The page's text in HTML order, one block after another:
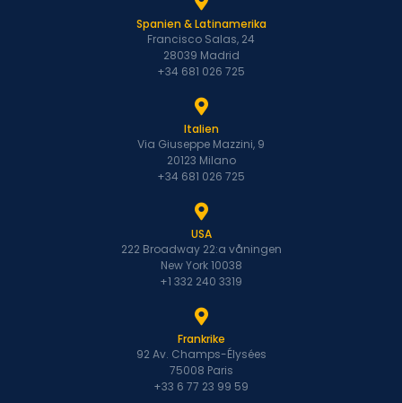
Spanien & Latinamerika
Francisco Salas, 24
28039 Madrid
+34 681 026 725
Italien
Via Giuseppe Mazzini, 9
20123 Milano
+34 681 026 725
USA
222 Broadway 22:a våningen
New York 10038
+1 332 240 3319
Frankrike
92 Av. Champs-Élysées
75008 Paris
+33 6 77 23 99 59